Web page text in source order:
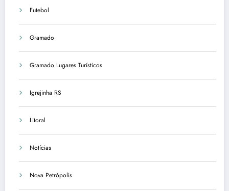
Futebol
Gramado
Gramado Lugares Turísticos
Igrejinha RS
Litoral
Notícias
Nova Petrópolis